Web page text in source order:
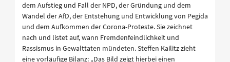
dem Aufstieg und Fall der NPD, der Gründung und dem
Wandel der AfD, der Entstehung und Entwicklung von Pegida
und dem Aufkommen der Corona-Proteste. Sie zeichnet
nach und listet auf, wann Fremdenfeindlichkeit und
Rassismus in Gewalttaten mündeten. Steffen Kailitz zieht
eine vorläufige Bilanz: „Das Bild zeigt hierbei einen